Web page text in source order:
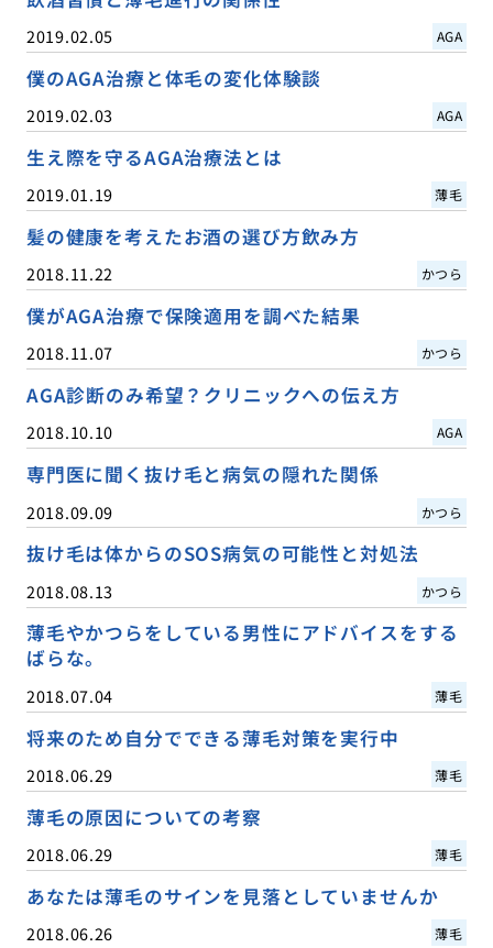
2019.02.05 AGA
僕のAGA治療と体毛の変化体験談
2019.02.03 AGA
生え際を守るAGA治療法とは
2019.01.19 薄毛
髪の健康を考えたお酒の選び方飲み方
2018.11.22 かつら
僕がAGA治療で保険適用を調べた結果
2018.11.07 かつら
AGA診断のみ希望？クリニックへの伝え方
2018.10.10 AGA
専門医に聞く抜け毛と病気の隠れた関係
2018.09.09 かつら
抜け毛は体からのSOS病気の可能性と対処法
2018.08.13 かつら
薄毛やかつらをしている男性にアドバイスをする
ばらな。
2018.07.04 薄毛
将来のため自分でできる薄毛対策を実行中
2018.06.29 薄毛
薄毛の原因についての考察
2018.06.29 薄毛
あなたは薄毛のサインを見落としていませんか
2018.06.26 薄毛